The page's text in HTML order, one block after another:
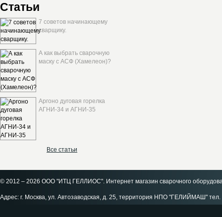
Статьи
7 советов начинающему
сварщику.
А как выбрать сварочную
маску с АСФ (Хамелеон)?
Аргоно дуговая горелка
АГНИ-34 и АГНИ-35
Все статьи
© 2012 – 2026 ООО "ИТЦ ГЕЛЛИОС". Интернет магазин сварочного
Адрес: г. Москва, ул. Автозаводская, д. 25, территория НПО "ГЕЛИЙМАШ"